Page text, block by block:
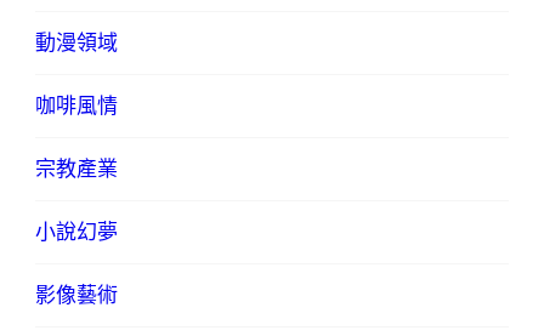
動漫領域
咖啡風情
宗教產業
小說幻夢
影像藝術